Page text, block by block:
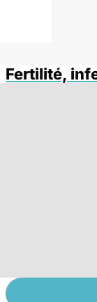
Fertilité,